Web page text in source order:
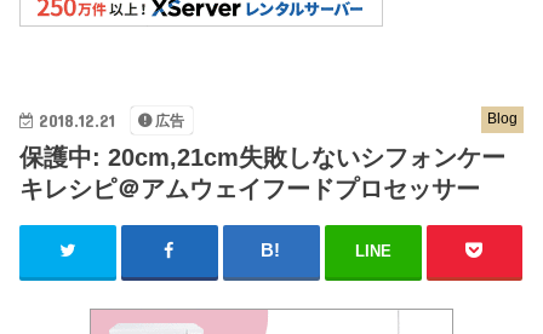
Blog
2018.12.21 広告
保護中: 20cm,21cm失敗しないシフォンケー
キレシピ＠アムウェイフードプロセッサー
LINE